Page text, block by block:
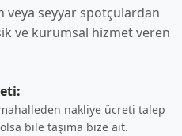
veya seyyar spotçulardan
ve kurumsal hizmet veren
nakliye ücreti talep
bile taşıma bize ait.